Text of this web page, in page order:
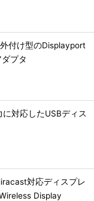
付け型のDisplayport
プタ
対応したUSBディス
対応ディスプレ
Display